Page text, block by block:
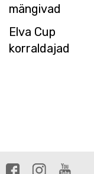
mängivad
Elva Cup
korraldajad